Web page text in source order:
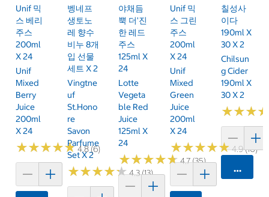
Unif 믹
스 베리
주스
200ml
X 24
Unif
Mixed
Berry
Juice
200ml
X 24
★★★★★
★★★★★4.8 (6)
벵네프
생토노
레 향수
비누 8개
입 선물
세트 X 2
Vingtne
Uf
St.Hono
Re
Savon
Parfume
Set X 2
★★★★★
★★★★★4.3 (13)
야채듬
뿍 더'진
한 레드
주스
125ml X
24
Lotte
Vegeta
Ble Red
Juice
125ml X
24
★★★★★
★★★★★4.7 (35)
Unif 믹
스 그린
주스
200ml
X 24
Unif
Mixed
Green
Juice
200ml
X 24
★★★★★
★★★★★4.9 (10)
칠성사
이다
190ml X
30 X 2
Chilsun
G Cider
190ml X
30 X 2
★★★
★★★
카트에